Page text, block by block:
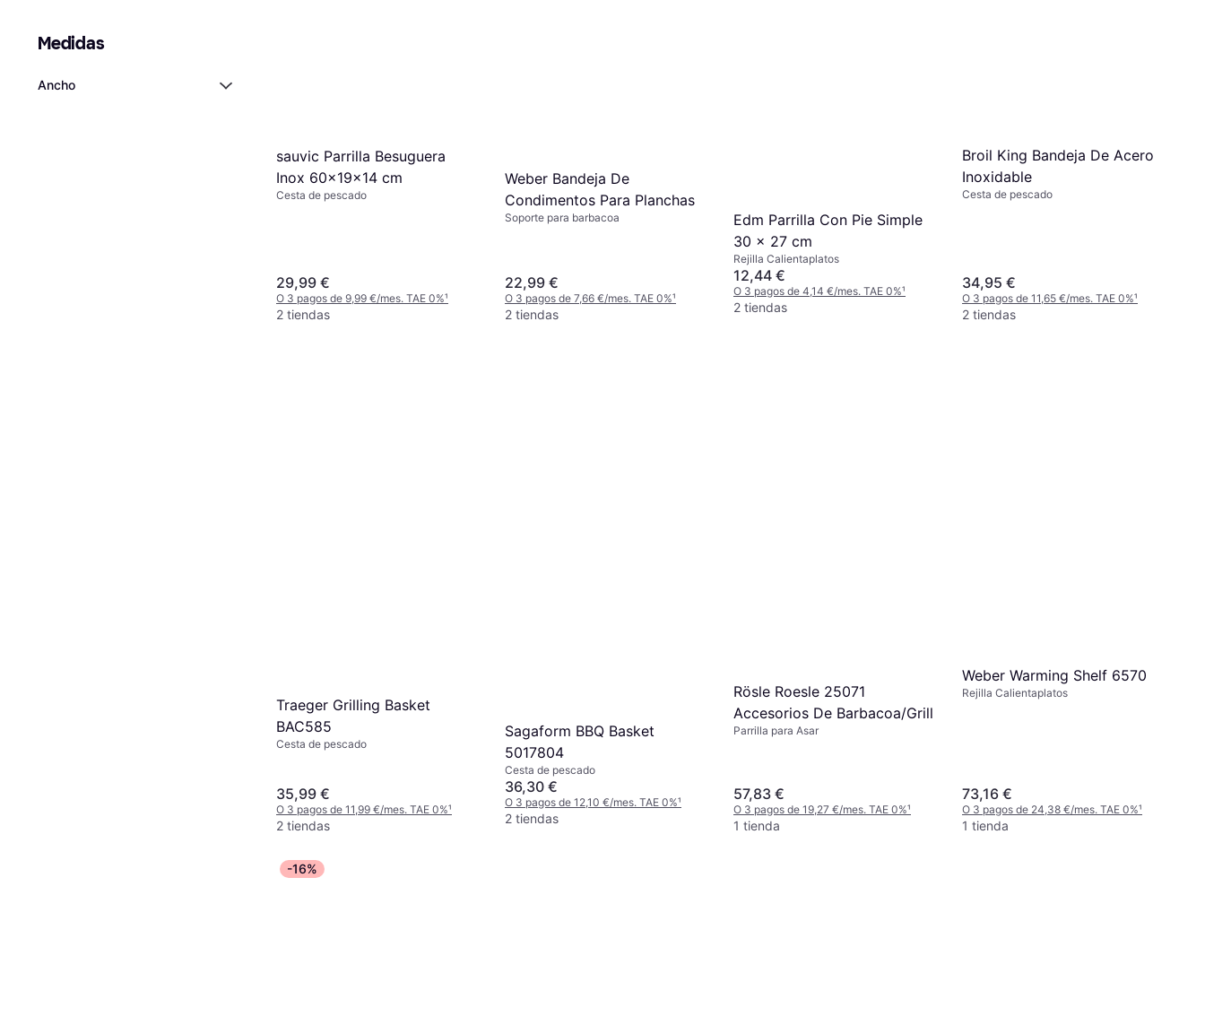
Medidas
Ancho
sauvic Parrilla Besuguera
Inox 60x19x14 cm
Cesta de pescado
29,99 €
O 3 pagos de 9,99 €/mes. TAE 0%¹
2 tiendas
Weber Bandeja De
Condimentos Para Planchas
Soporte para barbacoa
22,99 €
O 3 pagos de 7,66 €/mes. TAE 0%¹
2 tiendas
Edm Parrilla Con Pie Simple
30 x 27 cm
Rejilla Calientaplatos
12,44 €
O 3 pagos de 4,14 €/mes. TAE 0%¹
2 tiendas
Broil King Bandeja De Acero
Inoxidable
Cesta de pescado
34,95 €
O 3 pagos de 11,65 €/mes. TAE 0%¹
2 tiendas
Traeger Grilling Basket
BAC585
Cesta de pescado
35,99 €
O 3 pagos de 11,99 €/mes. TAE 0%¹
2 tiendas
Sagaform BBQ Basket
5017804
Cesta de pescado
36,30 €
O 3 pagos de 12,10 €/mes. TAE 0%¹
2 tiendas
Rösle Roesle 25071
Accesorios De Barbacoa/Grill
Parrilla para Asar
57,83 €
O 3 pagos de 19,27 €/mes. TAE 0%¹
1 tienda
Weber Warming Shelf 6570
Rejilla Calientaplatos
73,16 €
O 3 pagos de 24,38 €/mes. TAE 0%¹
1 tienda
-16%